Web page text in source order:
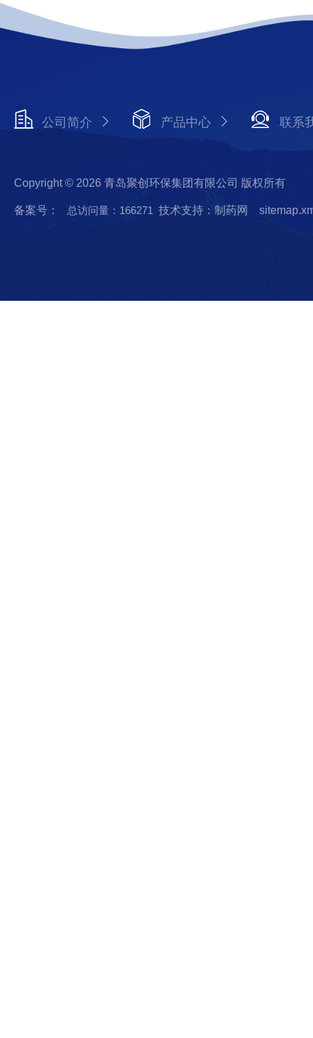
公司简介 产品中心 联系
Copyright © 2026 青岛聚创环保集团有限公司 版权所有
备案号： 总访问量：166271 技术支持：制药网